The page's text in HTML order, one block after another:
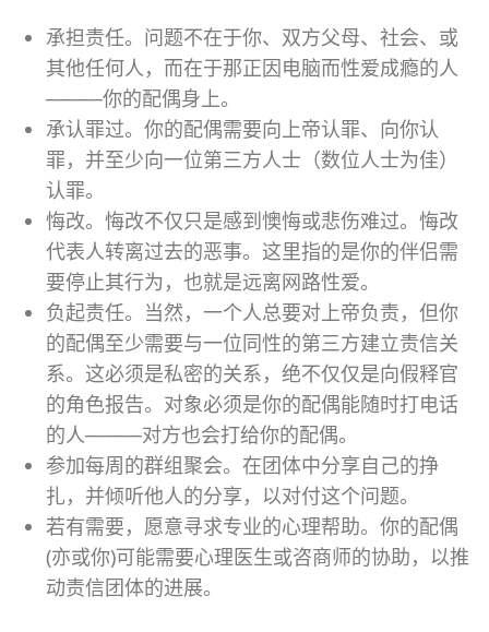
承担责任。问题不在于你、双方父母、社会、或
其他任何人，而在于那正因电脑而性爱成瘾的人
────你的配偶身上。
承认罪过。你的配偶需要向上帝认罪、向你认
罪，并至少向一位第三方人士（数位人士为佳）
认罪。
悔改。悔改不仅只是感到懊悔或悲伤难过。悔改
代表人转离过去的恶事。这里指的是你的伴侣需
要停止其行为，也就是远离网路性爱。
负起责任。当然，一个人总要对上帝负责，但你
的配偶至少需要与一位同性的第三方建立责信关
系。这必须是私密的关系，绝不仅仅是向假释官
的角色报告。对象必须是你的配偶能随时打电话
的人────对方也会打给你的配偶。
参加每周的群组聚会。在团体中分享自己的挣
扎，并倾听他人的分享，以对付这个问题。
若有需要，愿意寻求专业的心理帮助。你的配偶
(亦或你)可能需要心理医生或咨商师的协助，以推
动责信团体的进展。